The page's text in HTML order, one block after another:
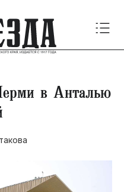
в Анталью